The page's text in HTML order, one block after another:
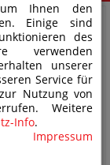
um Ihnen den
Einige sind
des
verwenden
unserer
Service für
Nutzung von
Weitere
Info.
Impressum